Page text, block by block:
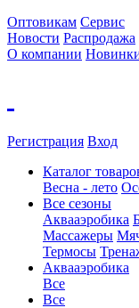
Оптовикам Сервис
Новости Распродажа
О компании
Регистрация Вход
Каталог
Весна - лето
Все сезоны
Аквааэробика
Массажеры
Термосы
Аквааэробика
Все
Все